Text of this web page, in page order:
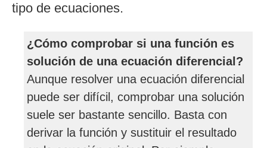
tipo de ecuaciones.
¿Cómo comprobar si una función es
solución de una ecuación diferencial?
Aunque resolver una ecuación diferencial
puede ser difícil, comprobar una solución
suele ser bastante sencillo. Basta con
derivar la función y sustituir el resultado